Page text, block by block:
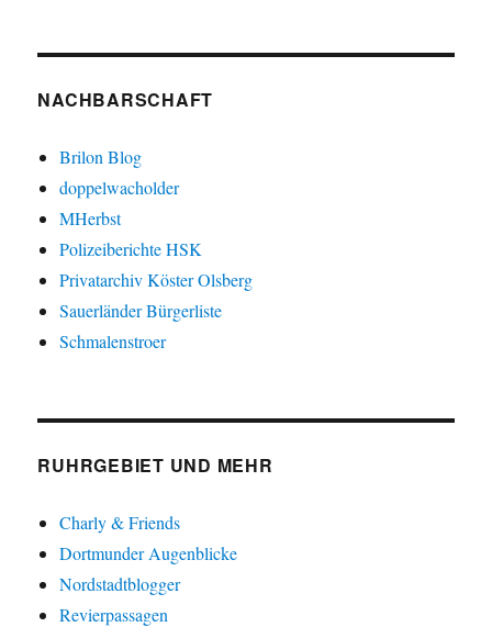
NACHBARSCHAFT
Brilon Blog
doppelwacholder
MHerbst
Polizeiberichte HSK
Privatarchiv Köster Olsberg
Sauerländer Bürgerliste
Schmalenstroer
RUHRGEBIET UND MEHR
Charly & Friends
Dortmunder Augenblicke
Nordstadtblogger
Revierpassagen